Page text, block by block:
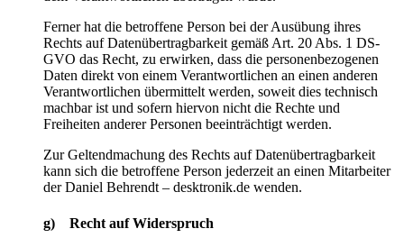
Ferner hat die betroffene Person bei der Ausübung ihres
Rechts auf Datenübertragbarkeit gemäß Art. 20 Abs. 1 DS-
GVO das Recht, zu erwirken, dass die personenbezogenen
Daten direkt von einem Verantwortlichen an einen anderen
Verantwortlichen übermittelt werden, soweit dies technisch
machbar ist und sofern hiervon nicht die Rechte und
Freiheiten anderer Personen beeinträchtigt werden.
Zur Geltendmachung des Rechts auf Datenübertragbarkeit
kann sich die betroffene Person jederzeit an einen Mitarbeiter
der Daniel Behrendt – desktronik.de wenden.
g) Recht auf Widerspruch